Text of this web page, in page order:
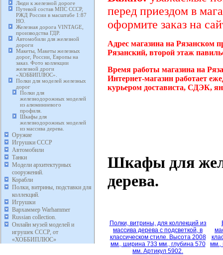
Люди к железной дороге
Путевой состав МПС СССР,
РЖД России в масштабе 1:87
HO.
Железная дорога VINTAGE,
производства ГДР.
Автомобили для железной
дороги
Макеты, Макеты железных
дорог, России, Европы на
заказ. Фото коллекции
железной дроги
«ХОББИПЛЮС».
Полки для моделей железных
дорог
Полки для
железнодорожных моделей
из алюминиевого
профиля.
Шкафы для
железнодорожных моделей
из массива дерева.
Оружие
Игрушки СССР
Автомобили
Танки
Модели архитектурных
сооружений.
Корабли
Полки, витрины, подставки для
коллекций.
Игрушки
Вархаммер Warhammer
Russian collection.
Онлайн музей моделей и
игрушек СССР, от
«ХОББИПЛЮС»
перед приездом в
оформите заказ на
Адрес магазина на Рязанском
Рязанский, второй этаж
Время работы магазина на
Интернет-магазин работает
курьером достависта, СДЭК,
Шкафы для
дерева.
Полки, витрины, для коллекций из
массива дерева с подсветкой, в
классическом стиле. Высота 2008
мм., ширина 733 мм., глубина 570
мм. Артикул 5902.
мм.,